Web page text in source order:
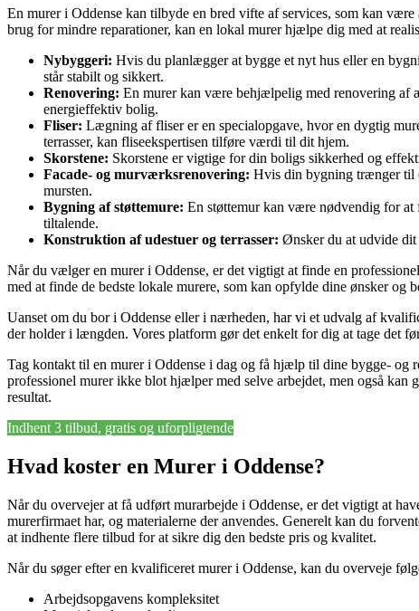
En murer i Oddense kan tilbyde en bred vifte af services, som kan
brug for mindre reparationer, kan en lokal murer hjælpe dig med at
Nybyggeri: Hvis du planlægger at bygge et nyt hus eller en
står stabilt og sikkert.
Renovering: En murer kan være behjælpelig med renovering af
energieffektiv bolig.
Fliser: Lægning af fliser er en specialopgave, hvor en dygtig
terrasser, kan fliseekspertisen tilføre værdi til dit hjem.
Skorstene: Skorstene er vigtige for din boligs sikkerhed og
Facade- og murværksrenovering: Hvis din bygning trænger til
mursten.
Bygning af støttemure: En støttemur kan være nødvendig for at
tiltalende.
Konstruktion af udestuer og terrasser: Ønsker du at udvide dit
Når du vælger en murer i Oddense, er det vigtigt at finde en
med at finde de bedste lokale murere, som kan opfylde dine ønsker og
Uanset om du bor i Oddense eller i nærheden, har vi et udvalg af
der holder i længden. Vores platform gør det enkelt for dig at tage det
Tag kontakt til en murer i Oddense i dag og få hjælp til dine bygge- og
professionel murer ikke blot hjælper med selve arbejdet, men også
resultat.
Indhent 3 tilbud, gratis og uforpligtende
Hvad koster en Murer i Oddense?
Når du overvejer at få udført murarbejde i Oddense, er det vigtigt at
murerfirmaet har, og materialerne der anvendes. Generelt kan du
at indhente flere tilbud for at sikre dig den bedste pris og kvalitet.
Når du søger efter en kvalificeret murer i Oddense, kan du overveje
Arbejdsopgavens kompleksitet